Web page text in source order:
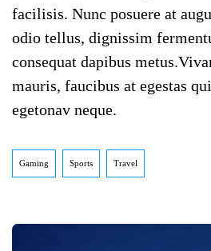
facilisis. Nunc posuere at
odio tellus, dignissim
consequat dapibus
mauris, faucibus at egestas
egetonav neque.
Gaming Sports Travel